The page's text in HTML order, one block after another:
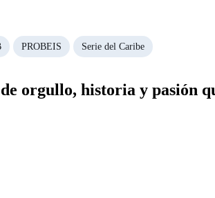
PROBEIS Serie del Caribe
orgullo, historia y pasión